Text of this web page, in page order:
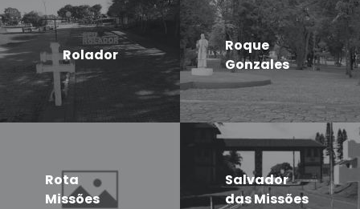
Rolador
Roque
Gonzales
Rota
Missões
Salvador
das Missões